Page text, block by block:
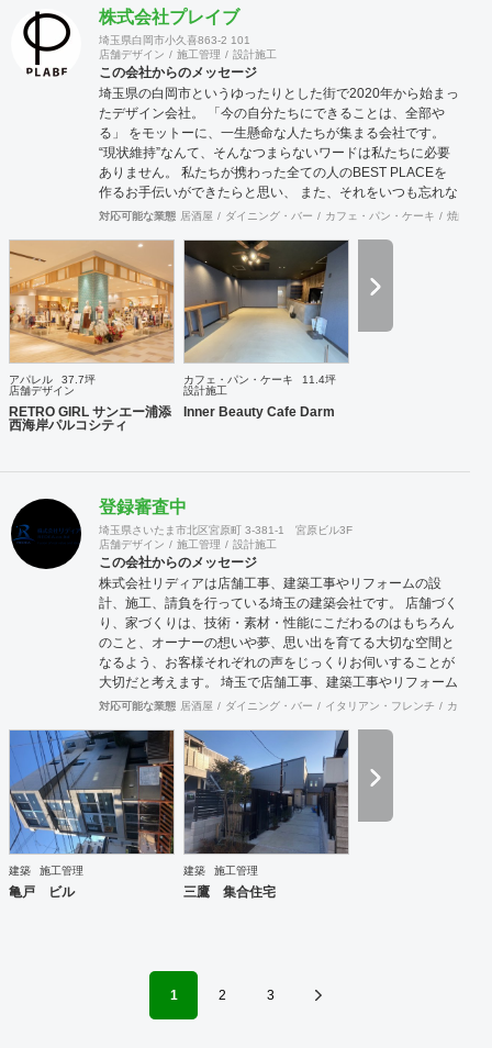
株式会社プレイブ
埼玉県白岡市小久喜863-2 101
店舗デザイン
施工管理 設計施工
この会社からのメッセージ
埼玉県の白岡市というゆったりとした街で2020年から始まっ
たデザイン会社。 「今の自分たちにできることは、全部や
る」 をモットーに、一生懸命な人たちが集まる会社です。
“現状維持”なんて、そんなつまらないワードは私たちに必要
ありません。 私たちが携わった全ての人のBEST PLACEを
作るお手伝いができたらと思い、 また、それをいつも忘れな
いためにもPLABE-プレイブ-という社名にしました。 内装設
制作などデザインできるもの全てお任せください。
対応可能な業態 居酒屋 ダイニング・バー カフェ・パン・ケーキ 焼肉・
アパレル
37.7坪
店舗デザイン
RETRO GIRL サンエー浦添
西海岸パルコシティ
カフェ・パン・ケーキ
11.4坪
設計施工
Inner Beauty Cafe Darm
登録審査中
埼玉県さいたま市北区宮原町 3-381-1 宮原ビル3F
店舗デザイン
施工管理 設計施工
この会社からのメッセージ
株式会社リディアは店舗工事、建築工事やリフォームの設
計、施工、請負を行っている埼玉の建築会社です。 店舗づく
り、家づくりは、技術・素材・性能にこだわるのはもちろん
のこと、オーナーの想いや夢、思い出を育てる大切な空間と
なるよう、お客様それぞれの声をじっくりお伺いすることが
大切だと考えます。 埼玉で店舗工事、建築工事やリフォーム
をお考えの方はお気軽に私たちにご相談ください。
対応可能な業態 居酒屋 ダイニング・バー イタリアン・フレンチ カフェ
建築 施工管理
亀戸 ビル
建築 施工管理
三鷹 集合住宅
1 2 3